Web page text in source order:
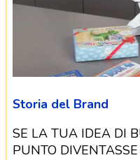
Storia del Brand
SE LA TUA IDEA DI
PUNTO DIVENTASSE